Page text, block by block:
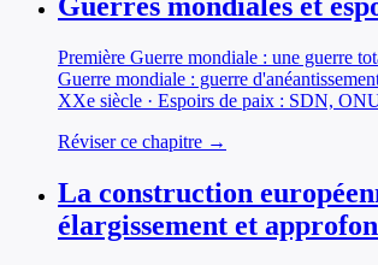
Guerres mondiales et
Première Guerre mondiale : une guerre
Guerre mondiale : guerre
XXe siècle · Espoirs de paix : SDN,
Réviser ce chapitre →
La construction
élargissement et